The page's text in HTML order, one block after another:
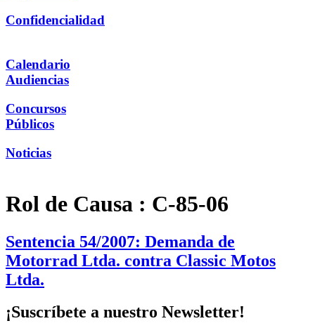
Confidencialidad
Calendario
Audiencias
Concursos
Públicos
Noticias
Rol de Causa : C-85-06
Sentencia 54/2007: Demanda de
Motorrad Ltda. contra Classic Motos
Ltda.
¡Suscríbete a nuestro Newsletter!